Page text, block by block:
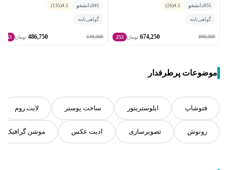
955دانشجو 4.5
(26)
گواهی‌نامه
899,000
674,250 تومان 25٪
941دانشجو 4.5
(135)
گواهی‌نامه
649,000
486,750 تومان 25٪
موضوعات پرطرفدار
فتوشاپ ایلوستریتور ساخت پوستر لایت روم
روتوش تصویرسازی ادیت عکس موشن گرافیک